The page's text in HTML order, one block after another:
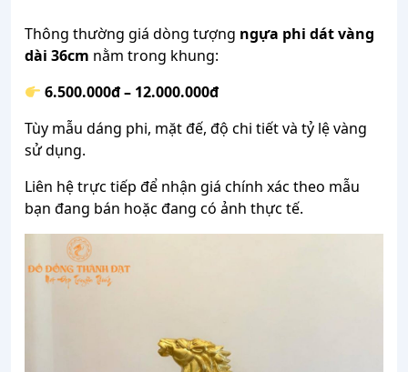
Thông thường giá dòng tượng ngựa phi dát vàng
dài 36cm nằm trong khung:
6.500.000đ – 12.000.000đ
Tùy mẫu dáng phi, mặt đế, độ chi tiết và tỷ lệ vàng
sử dụng.
Liên hệ trực tiếp để nhận giá chính xác theo mẫu
bạn đang bán hoặc đang có ảnh thực tế.